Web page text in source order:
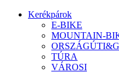
Kerékpárok
E-BIKE
MOUNTAIN-
TÚRA
VÁROSI